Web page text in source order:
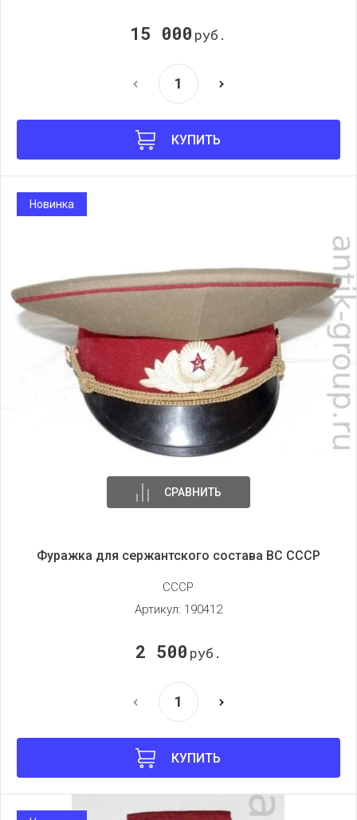
15 000 руб.
КУПИТЬ
СРАВНИТЬ
Новинка
Фуражка для сержантского состава ВС СССР
СССР
Артикул: 190412
2 500 руб.
КУПИТЬ